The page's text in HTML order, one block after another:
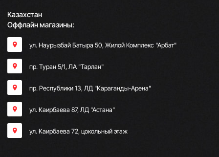
Казахстан
Оффлайн магазины:
ул. Наурызбай Батыра 50, Жилой Комплекс "Арбат"
пр. Туран 5/1, ЛА "Тарлан"
пр. Республики 13, ​ЛД "Караганды-Арена"
ул. Каирбаева 87, ЛД "Астана"
ул. Каирбаева 72, цокольный этаж